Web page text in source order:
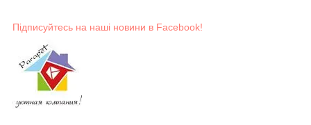
Підписуйтесь на наші новини в Facebook!